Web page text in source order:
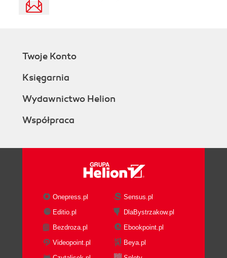
Twoje Konto
Księgarnia
Wydawnictwo Helion
Współpraca
Onepress.pl
Sensus.pl
Editio.pl
DlaBystrzakow.pl
Bezdroza.pl
Ebookpoint.pl
Videopoint.pl
Beya.pl